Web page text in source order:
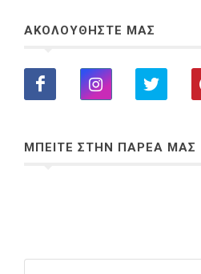
ΑΚΟΛΟΥΘΗΣΤΕ ΜΑΣ
ΜΠΕΙΤΕ ΣΤΗΝ ΠΑΡΕΑ ΜΑΣ